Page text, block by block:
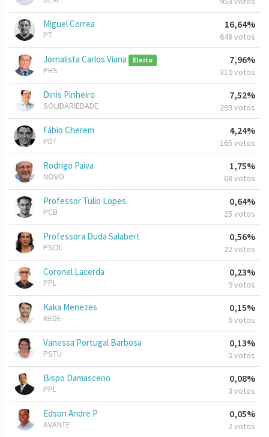
Miguel Correa
PT
16,64%
648 votos
Jornalista Carlos Viana Eleito
PHS
7,96%
310 votos
Dinis Pinheiro
SOLIDARIEDADE
7,52%
293 votos
Fábio Cherem
PDT
4,24%
165 votos
Rodrigo Paiva
NOVO
1,75%
68 votos
Professor Tulio Lopes
PCB
0,64%
25 votos
Professora Duda Salabert
PSOL
0,56%
22 votos
Coronel Lacerda
PPL
0,23%
9 votos
Kaka Menezes
REDE
0,15%
6 votos
Vanessa Portugal Barbosa
PSTU
0,13%
5 votos
Bispo Damasceno
PPL
0,08%
3 votos
Edson Andre P
AVANTE
0,05%
2 votos